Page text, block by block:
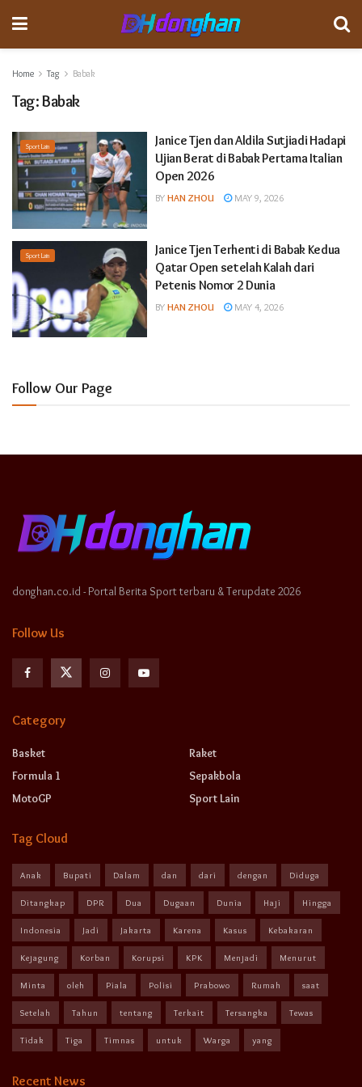
Home Tag Babak
Tag:Babak
Sport Lain
Janice Tjen dan Aldila Sutjiadi Hadapi
Ujian Berat di Babak Pertama Italian
Open 2026
BY HAN ZHOU MAY 9, 2026
Sport Lain
Janice Tjen Terhenti di Babak Kedua
Qatar Open setelah Kalah dari
Petenis Nomor 2 Dunia
BY HAN ZHOU MAY 4, 2026
Follow Our Page
donghan.co.id - Portal Berita Sport terbaru & Terupdate 2026
Follow Us
Category
Basket
Formula 1
MotoGP
Raket
Sepakbola
Sport Lain
Tag Cloud
Anak Bupati Dalam dan dari dengan Diduga
Ditangkap DPR Dua Dugaan Dunia Haji Hingga
Indonesia Jadi Jakarta Karena Kasus Kebakaran
Kejagung Korban Korupsi KPK Menjadi Menurut
Minta oleh Piala Polisi Prabowo Rumah saat
Setelah Tahun tentang Terkait Tersangka Tewas
Tidak Tiga Timnas untuk Warga yang
Recent News